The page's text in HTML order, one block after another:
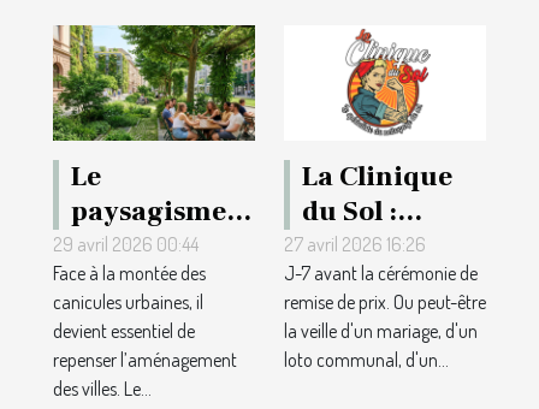
Le
paysagisme
comme
solution aux
canicules
urbaines :
repères et
29 avril 2026 00:44
Face à la montée des
canicules urbaines, il
devient essentiel de
repenser l’aménagement
des villes. Le...
La Clinique
du Sol :
l'entreprise
de rénovation
de parquet
qui embellit
27 avril 2026 16:26
J-7 avant la cérémonie de
remise de prix. Ou peut-être
la veille d'un mariage, d'un
loto communal, d'un...